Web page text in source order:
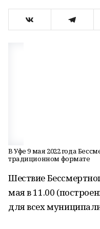
В Уфе 9 мая 2022 года
традиционном формате
Шествие
мая в 11.00
для всех